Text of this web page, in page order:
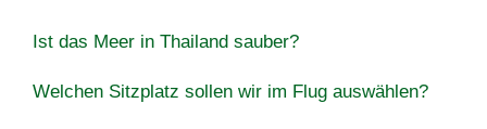
Ist das Meer in Thailand sauber?
Welchen Sitzplatz sollen wir im Flug auswählen?